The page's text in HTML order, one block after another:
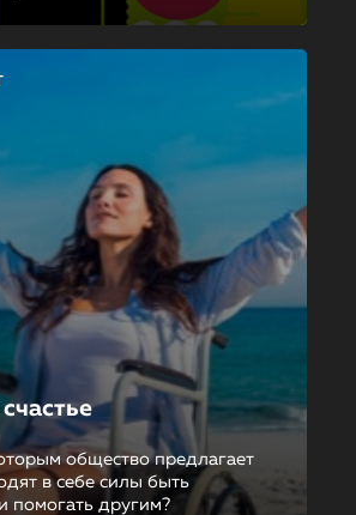
общество предлагает
в себе силы быть
помогать другим?